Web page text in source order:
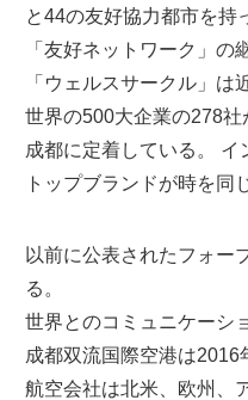
と44の友好協力都市を持
「友好ネットワーク」
「ウェルスサークル」は
世界の500大企業の278
成都に定着している。
トップブランドが時を同
以前に公表されたフォー
る。
世界とのコミュニケーシ
成都双流国際空港は
航空会社は北米、欧州、